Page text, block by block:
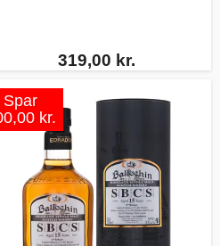
319,00 kr.
Spar
kr.